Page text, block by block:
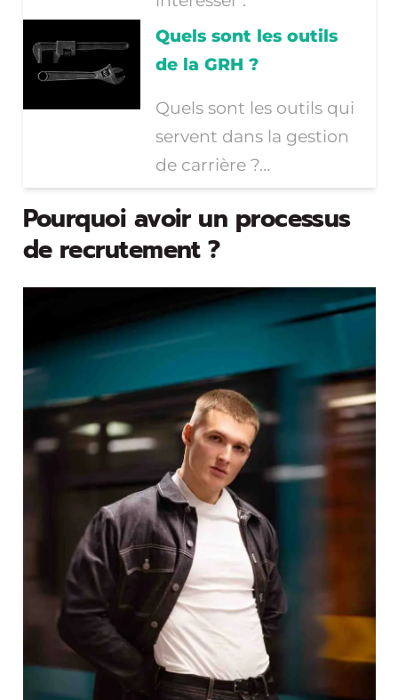
Quels sont les outils
de la GRH ?
Quels sont les outils qui
servent dans la gestion
de carrière ?…
Pourquoi avoir un processus
de recrutement ?